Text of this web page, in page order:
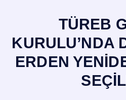
TÜREB
KURULU’NDA
ERDEN